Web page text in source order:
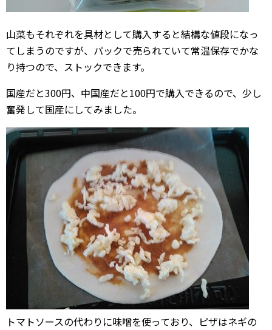
山菜もそれぞれを具材として購入すると結構な値段になっ
てしまうのですが、パックで売られていて常温保存でかな
り持つので、ストックできます。
国産だと300円、中国産だと100円で購入できるので、少し
奮発して国産にしてみました。
トマトソースの代わりに味噌を使っており、ピザはネギの